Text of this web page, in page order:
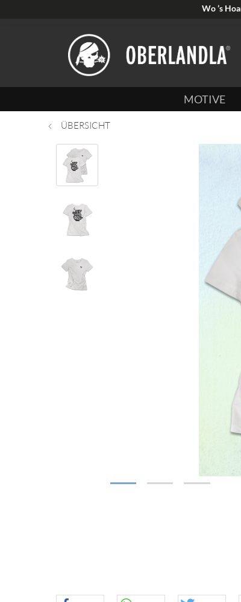
Wo ’s
MOTIVE
ÜBERSICHT